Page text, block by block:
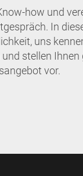
how und
In
uns
stellen Ihnen
vor.